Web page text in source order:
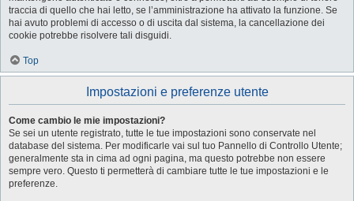
traccia di quello che hai letto, se l’amministrazione ha attivato la funzione. Se
hai avuto problemi di accesso o di uscita dal sistema, la cancellazione dei
cookie potrebbe risolvere tali disguidi.
Top
Impostazioni e preferenze utente
Come cambio le mie impostazioni?
Se sei un utente registrato, tutte le tue impostazioni sono conservate nel
database del sistema. Per modificarle vai sul tuo Pannello di Controllo Utente;
generalmente sta in cima ad ogni pagina, ma questo potrebbe non essere
sempre vero. Questo ti permetterà di cambiare tutte le tue impostazioni e le
preferenze.